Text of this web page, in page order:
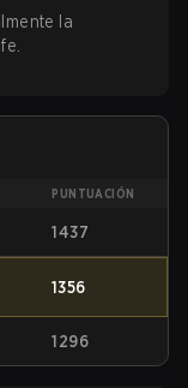
la
PUNTUACIÓN
1437
1356
1296